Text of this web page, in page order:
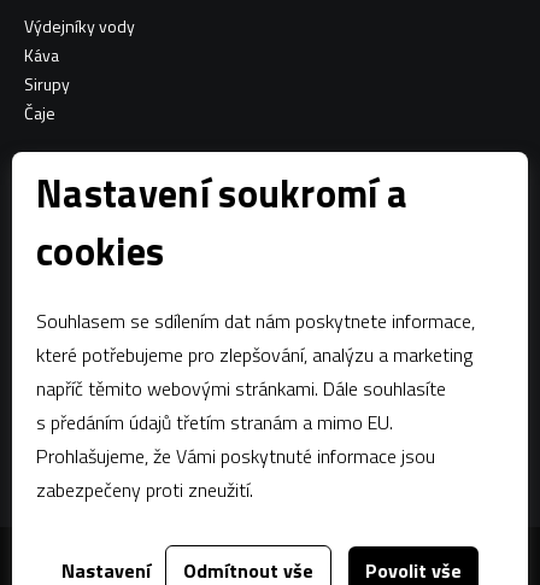
Nastavení soukromí a
cookies
Souhlasem se sdílením dat nám poskytnete informace,
které potřebujeme pro zlepšování, analýzu a marketing
napříč těmito webovými stránkami. Dále souhlasíte
s předáním údajů třetím stranám a mimo EU.
Prohlašujeme, že Vámi poskytnuté informace jsou
zabezpečeny proti zneužití.
Nastavení Odmítnout vše Povolit vše
Výdejníky vody
Káva
Sirupy
Čaje
Facebook
Kontaktujte nás
estian@estian.cz
+420 602 436 140
Za tímto webem stojídgstudio.